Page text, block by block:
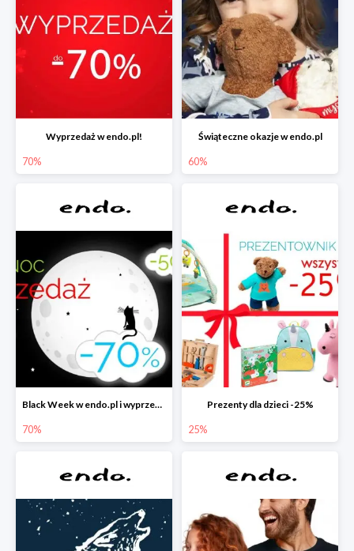
Wyprzedaż w endo.pl!
70%
Świąteczne okazje w endo.pl
60%
Black Week w endo.pl i wyprzedaże do -70&
70%
Prezenty dla dzieci -25%
25%